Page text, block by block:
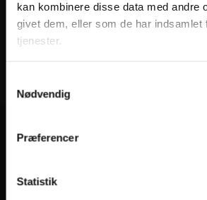
kan kombinere disse data med andre
givet dem, eller som de har indsamlet
tjenester.
Nødvendig
Præferencer
Statistik
VORES HOTELLER OG